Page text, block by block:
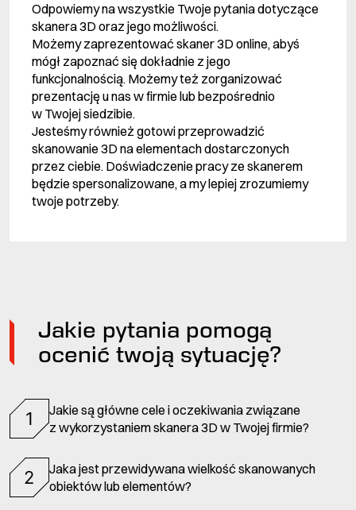
Odpowiemy na wszystkie Twoje pytania dotyczące
skanera 3D oraz jego możliwości.
Możemy zaprezentować skaner 3D online, abyś
mógł zapoznać się dokładnie z jego
funkcjonalnością. Możemy też zorganizować
prezentację u nas w firmie lub bezpośrednio
w Twojej siedzibie.
Jesteśmy również gotowi przeprowadzić
skanowanie 3D na elementach dostarczonych
przez ciebie. Doświadczenie pracy ze skanerem
będzie spersonalizowane, a my lepiej zrozumiemy
twoje potrzeby.
Jakie pytania pomogą
ocenić twoją sytuację?
1
Jakie są główne cele i oczekiwania związane
z wykorzystaniem skanera 3D w Twojej firmie?
2
Jaka jest przewidywana wielkość skanowanych
obiektów lub elementów?